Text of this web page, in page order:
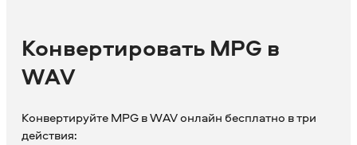
Конвертировать MPG в
WAV
Конвертируйте MPG в WAV онлайн бесплатно в три
действия: